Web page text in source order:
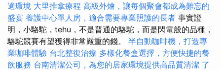
適環境 大里推拿療程 高級外燴，讓每個聚會都成為難忘的
盛宴 養護中心單人房，適合需要專業照護的長者 事實證
明，小駱駝，tehu，不是普通的駱駝，而是閃電般的品種，
駱駝競賽有望獲得非常嚴重的錢。 半自動咖啡機，打造專
業咖啡體驗 台北整復治療 多樣化餐盒選擇，方便快捷的餐
飲服務 台南清潔公司，為您的居家環境提供高品質清潔 了